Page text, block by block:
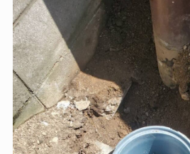
フォームストアにご相談ください😊